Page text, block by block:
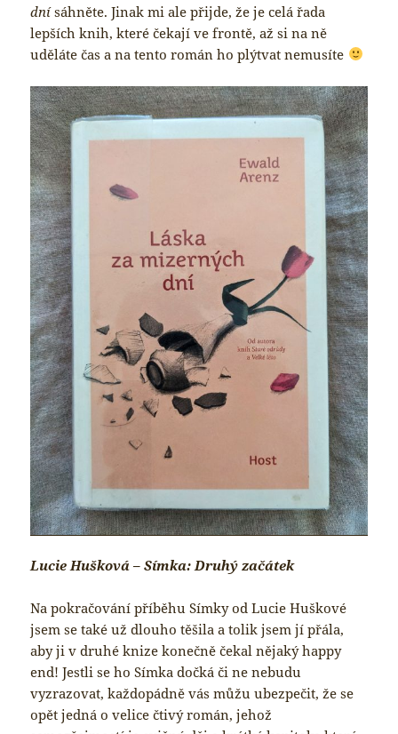
dnísáhněte. Jinak mi ale přijde, že je celá řada
lepších knih, které čekají ve frontě, až si na ně
uděláte čas a na tento román ho plýtvat nemusíte
Lucie Hušková – Símka: Druhý začátek
Na pokračování příběhu Símky od Lucie Huškové
jsem se také už dlouho těšila a tolik jsem jí přála,
aby ji v druhé knize konečně čekal nějaký happy
end! Jestli se ho Símka dočká či ne nebudu
vyzrazovat, každopádně vás můžu ubezpečit, že se
opět jedná o velice čtivý román, jehož